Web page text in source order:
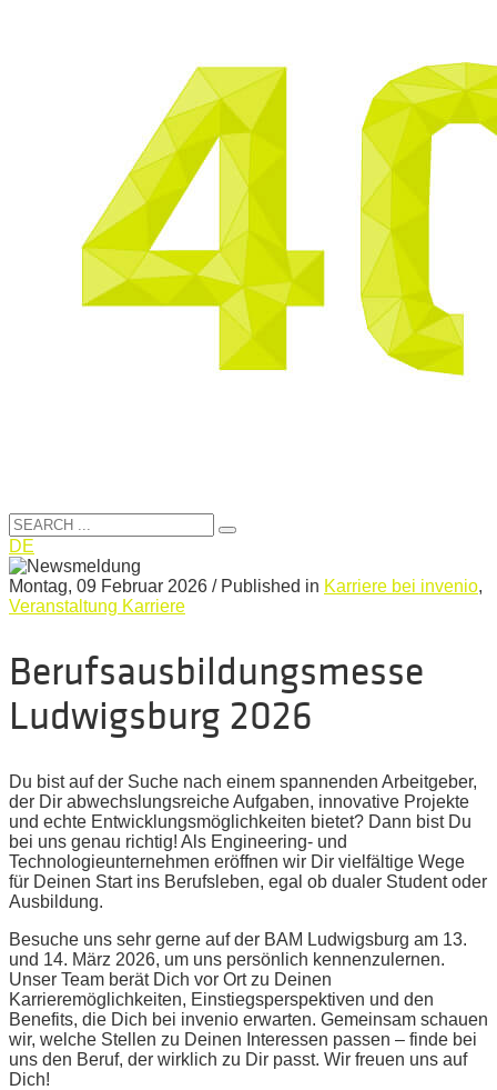
DE
Montag, 09 Februar 2026 / Published in Karriere bei invenio,
Veranstaltung Karriere
Berufsausbildungsmesse
Ludwigsburg 2026
Du bist auf der Suche nach einem spannenden Arbeitgeber,
der Dir abwechslungsreiche Aufgaben, innovative Projekte
und echte Entwicklungsmöglichkeiten bietet? Dann bist Du
bei uns genau richtig! Als Engineering- und
Technologieunternehmen eröffnen wir Dir vielfältige Wege
für Deinen Start ins Berufsleben, egal ob dualer Student oder
Ausbildung.
Besuche uns sehr gerne auf der BAM Ludwigsburg am 13.
und 14. März 2026, um uns persönlich kennenzulernen.
Unser Team berät Dich vor Ort zu Deinen
Karrieremöglichkeiten, Einstiegsperspektiven und den
Benefits, die Dich bei invenio erwarten. Gemeinsam schauen
wir, welche Stellen zu Deinen Interessen passen – finde bei
uns den Beruf, der wirklich zu Dir passt. Wir freuen uns auf
Dich!